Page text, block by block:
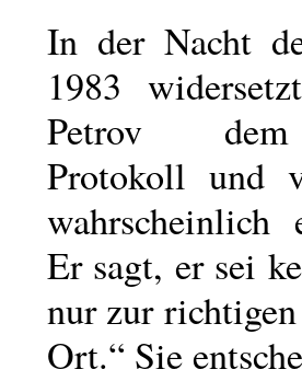
In der Nacht
1983
Petrov
Protokoll und
Er sagt, er sei
nur zur
Ort.“ Sie